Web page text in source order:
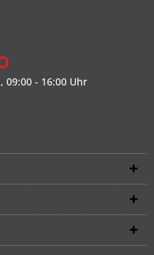
09:00 - 16:00 Uhr